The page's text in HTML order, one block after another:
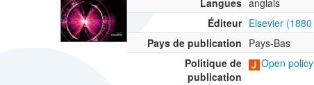
Langues anglais
Éditeur Elsevier
Pays de publication Pays-Bas
Politique de
publication
Open